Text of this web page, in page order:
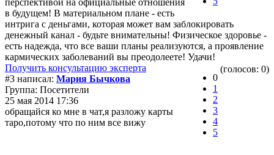
в будущем! В материальном плане - есть
интрига с деньгами, которая может вам заблокировать
денежный канал - будьте внимательны! Физическое здоровье -
есть надежда, что все ваши планы реализуются, а проявление
кармических заболеваний вы преодолеете! Удачи!
Получить консультацию эксперта
0
1
2
3
4
5
(голосов: 0)
#3 написал: Мария Бычкова
Группа: Посетители
25 мая 2014 17:36
обращайся ко мне в чат,я разложу карты
таро,потому что по ним все вижу